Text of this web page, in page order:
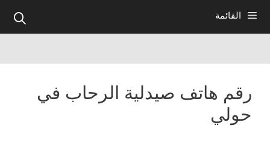
القائمة
رقم هاتف صيدلية الرحاب في
حولي